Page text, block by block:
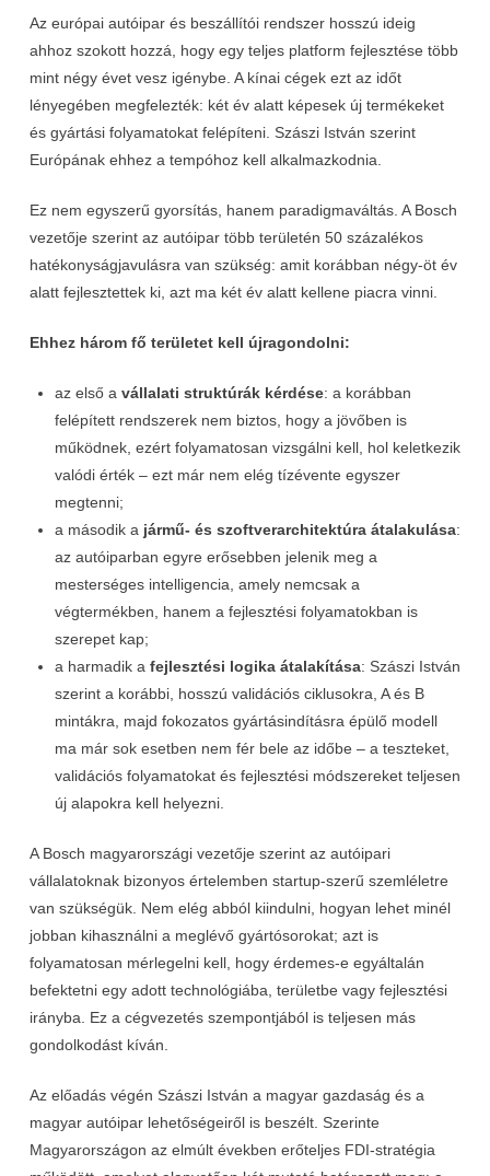
Az európai autóipar és beszállítói rendszer hosszú ideig
ahhoz szokott hozzá, hogy egy teljes platform fejlesztése több
mint négy évet vesz igénybe. A kínai cégek ezt az időt
lényegében megfelezték: két év alatt képesek új termékeket
és gyártási folyamatokat felépíteni. Szászi István szerint
Európának ehhez a tempóhoz kell alkalmazkodnia.
Ez nem egyszerű gyorsítás, hanem paradigmaváltás. A Bosch
vezetője szerint az autóipar több területén 50 százalékos
hatékonyságjavulásra van szükség: amit korábban négy-öt év
alatt fejlesztettek ki, azt ma két év alatt kellene piacra vinni.
Ehhez három fő területet kell újragondolni:
az első avállalati struktúrák kérdése: a korábban
felépített rendszerek nem biztos, hogy a jövőben is
működnek, ezért folyamatosan vizsgálni kell, hol keletkezik
valódi érték – ezt már nem elég tízévente egyszer
megtenni;
a második a jármű- és szoftverarchitektúra átalakulása:
az autóiparban egyre erősebben jelenik meg a
mesterséges intelligencia, amely nemcsak a
végtermékben, hanem a fejlesztési folyamatokban is
szerepet kap;
a harmadik afejlesztési logika átalakítása: Szászi István
szerint a korábbi, hosszú validációs ciklusokra, A és B
mintákra, majd fokozatos gyártásindításra épülő modell
ma már sok esetben nem fér bele az időbe – a teszteket,
validációs folyamatokat és fejlesztési módszereket teljesen
új alapokra kell helyezni.
A Bosch magyarországi vezetője szerint az autóipari
vállalatoknak bizonyos értelemben startup-szerű szemléletre
van szükségük. Nem elég abból kiindulni, hogyan lehet minél
jobban kihasználni a meglévő gyártósorokat; azt is
folyamatosan mérlegelni kell, hogy érdemes-e egyáltalán
befektetni egy adott technológiába, területbe vagy fejlesztési
irányba. Ez a cégvezetés szempontjából is teljesen más
gondolkodást kíván.
Az előadás végén Szászi István a magyar gazdaság és a
magyar autóipar lehetőségeiről is beszélt. Szerinte
Magyarországon az elmúlt években erőteljes FDI-stratégia